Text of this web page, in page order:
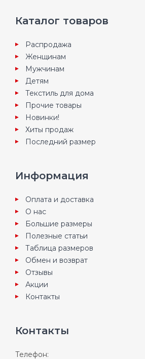
Каталог товаров
Распродажа
Женщинам
Мужчинам
Детям
Текстиль для дома
Прочие товары
Новинки!
Хиты продаж
Последний размер
Информация
Оплата и доставка
О нас
Большие размеры
Полезные статьи
Таблица размеров
Обмен и возврат
Отзывы
Акции
Контакты
Контакты
Телефон: